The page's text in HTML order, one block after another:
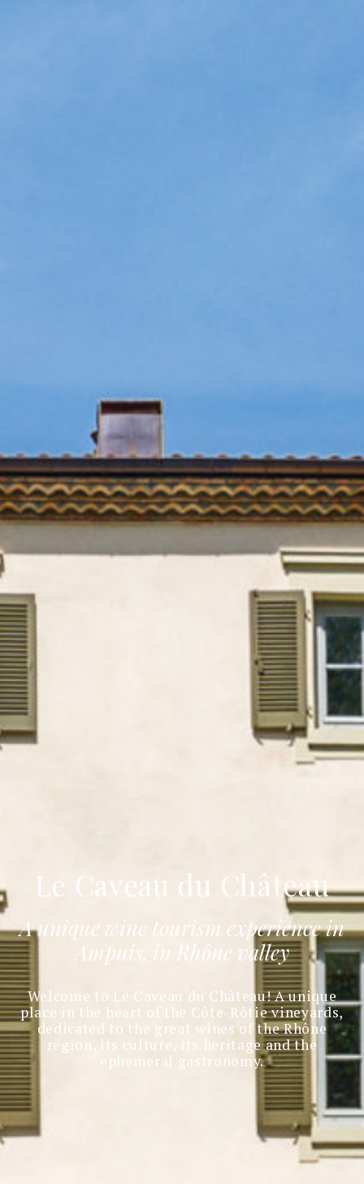
Le Caveau du Château
A unique wine tourism experience in
Ampuis, in Rhône valley
Welcome to Le Caveau du Château! A unique
place in the heart of the Côte-Rôtie vineyards,
dedicated to the great wines of the Rhône
region, its culture, its heritage and the
ephemeral gastronomy.